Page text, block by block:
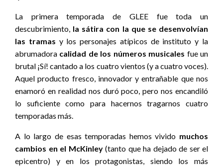
La primera temporada de GLEE fue toda un
descubrimiento, la sátira con la que se desenvolvían
las tramas y los personajes atípicos de instituto y la
abrumadora calidad de los números musicales fue un
brutal ¡Sí! cantado a los cuatro vientos (y a cuatro voces).
Aquel producto fresco, innovador y entrañable que nos
enamoró en realidad nos duró poco, pero nos encandiló
lo suficiente como para hacernos tragarnos cuatro
temporadas más.
A lo largo de esas temporadas hemos vivido muchos
cambios en el McKinley(tanto que ha dejado de ser el
epicentro) y en los protagonistas, siendo los más